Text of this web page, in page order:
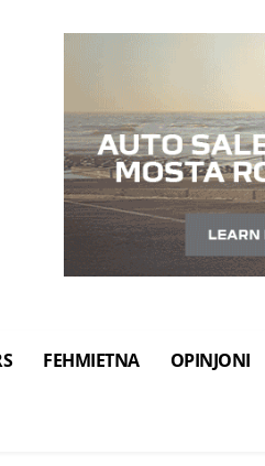
FEHMIETNA OPINJONI